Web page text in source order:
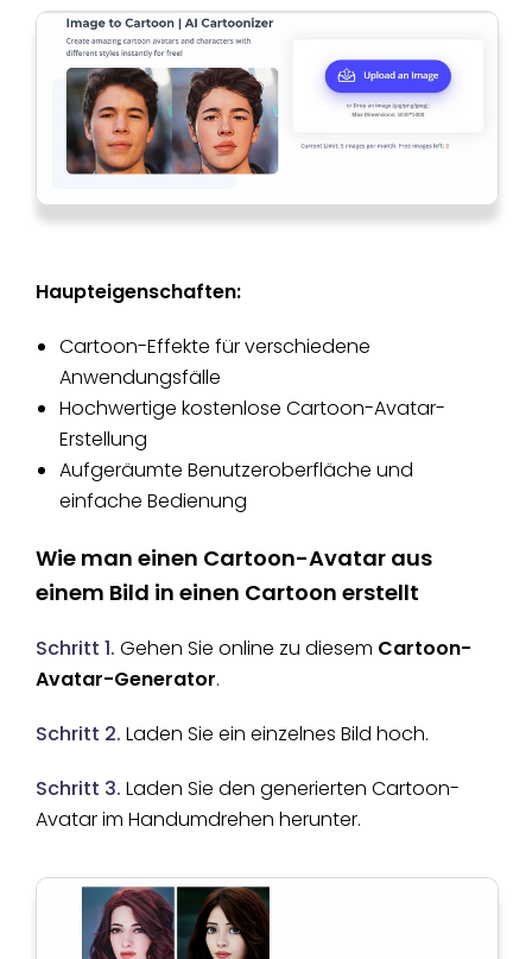
Haupteigenschaften:
Cartoon-Effekte für verschiedene
Anwendungsfälle
Hochwertige kostenlose Cartoon-Avatar-
Erstellung
Aufgeräumte Benutzeroberfläche und
einfache Bedienung
Wie man einen Cartoon-Avatar aus
einem Bild in einen Cartoon erstellt
Schritt 1. Gehen Sie online zu diesem Cartoon-
Avatar-Generator.
Schritt 2. Laden Sie ein einzelnes Bild hoch.
Schritt 3. Laden Sie den generierten Cartoon-
Avatar im Handumdrehen herunter.